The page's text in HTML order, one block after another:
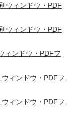
ウィンドウ・PDF
ウィンドウ・PDF
ィンドウ・PDFフ
ィンドウ・PDFフ
ィンドウ・PDFフ